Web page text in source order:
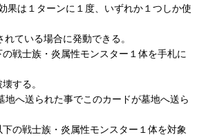
果は１ターンに１度、いずれか１つしか使
ている場合に発動できる。
戦士族・炎属性モンスター１体を手札に
する。
地へ送られた事でこのカードが墓地へ送ら
の戦士族・炎属性モンスター１体を対象